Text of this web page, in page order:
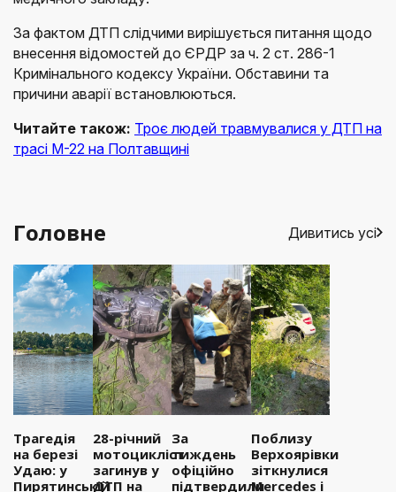
За фактом ДТП слідчими вирішується питання щодо
внесення відомостей до ЄРДР за ч. 2 ст. 286-1
Кримінального кодексу України. Обставини та
причини аварії встановлюються.
Читайте також: Троє людей травмувалися у ДТП на
трасі М-22 на Полтавщині
Головне Дивитись усі
Трагедія
на березі
Удаю: у
Пирятинській
28-річний
мотоцикліст
загинув у
ДТП на
За
тиждень
офіційно
підтвердили
Поблизу
Верхоярівки
зіткнулися
Mercedes і